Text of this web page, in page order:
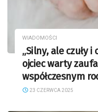
WIADOMOŚCI
„Silny, ale czuły
ojciec warty
współczesnym
23 CZERWCA 2025